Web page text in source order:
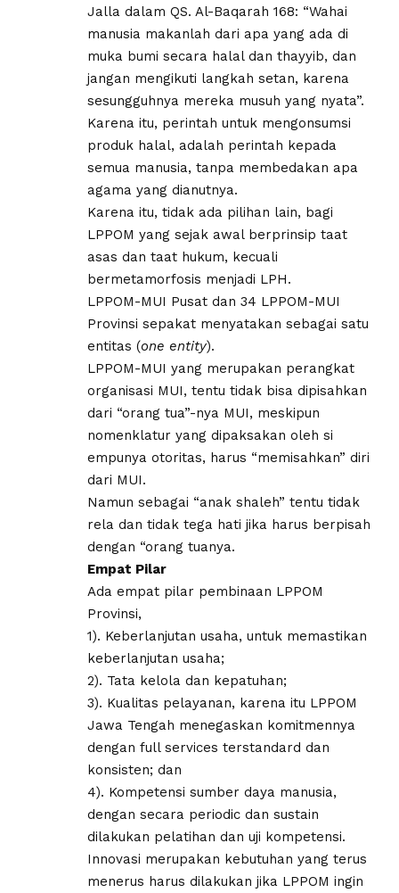
Jalla dalam QS. Al-Baqarah 168: “Wahai
manusia makanlah dari apa yang ada di
muka bumi secara halal dan thayyib, dan
jangan mengikuti langkah setan, karena
sesungguhnya mereka musuh yang nyata”.
Karena itu, perintah untuk mengonsumsi
produk halal, adalah perintah kepada
semua manusia, tanpa membedakan apa
agama yang dianutnya.
Karena itu, tidak ada pilihan lain, bagi
LPPOM yang sejak awal berprinsip taat
asas dan taat hukum, kecuali
bermetamorfosis menjadi LPH.
LPPOM-MUI Pusat dan 34 LPPOM-MUI
Provinsi sepakat menyatakan sebagai satu
entitas (one entity).
LPPOM-MUI yang merupakan perangkat
organisasi MUI, tentu tidak bisa dipisahkan
dari “orang tua”-nya MUI, meskipun
nomenklatur yang dipaksakan oleh si
empunya otoritas, harus “memisahkan” diri
dari MUI.
Namun sebagai “anak shaleh” tentu tidak
rela dan tidak tega hati jika harus berpisah
dengan “orang tuanya.
Empat Pilar
Ada empat pilar pembinaan LPPOM
Provinsi,
1). Keberlanjutan usaha, untuk memastikan
keberlanjutan usaha;
2). Tata kelola dan kepatuhan;
3). Kualitas pelayanan, karena itu LPPOM
Jawa Tengah menegaskan komitmennya
dengan full services terstandard dan
konsisten; dan
4). Kompetensi sumber daya manusia,
dengan secara periodic dan sustain
dilakukan pelatihan dan uji kompetensi.
Innovasi merupakan kebutuhan yang terus
menerus harus dilakukan jika LPPOM ingin